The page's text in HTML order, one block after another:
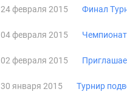
24 февраля 2015 Финал
04 февраля 2015
02 февраля 2015
30 января 2015 Турнир